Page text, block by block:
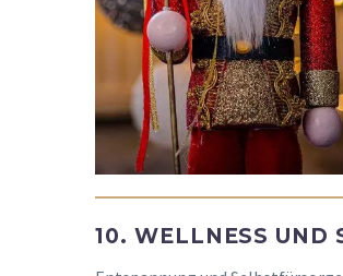
10. WELLNESS UND